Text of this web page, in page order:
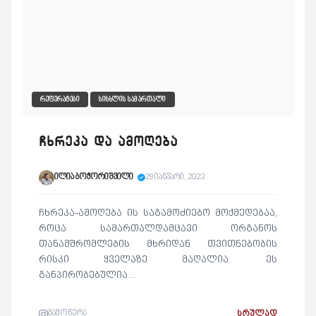
ᲠᲔᲤᲔᲠᲐᲢᲔᲑᲘ ᲡᲘᲡᲮᲚᲘᲡ ᲡᲐᲛᲐᲠᲗᲐᲚᲘ
ჩხრეკა და ამოღება
ილია ბოჭორიშვილი 29 იანვარი, 2023
ჩხრეკა-ამოღება ის საგამოძიებო მოქმედებაა,
როცა სამართალდამცავი ორგანოს
თანამშრომლების მხრიდან თვითნებობის
რისკი ყველაზე მაღალია. ეს
განპირობებულია…
გამოწერა